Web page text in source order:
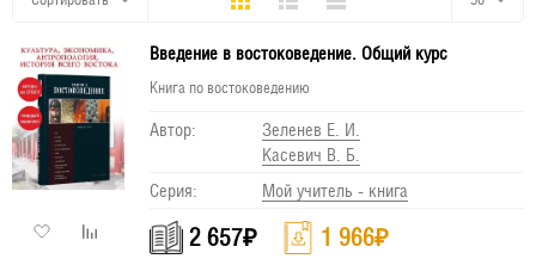
Введение в востоковедение. Общий курс
Книга по востоковедению
Автор:
Зеленев Е. И.
Касевич В. Б.
Серия:
Мой учитель - книга
2 657₽ 1 966₽